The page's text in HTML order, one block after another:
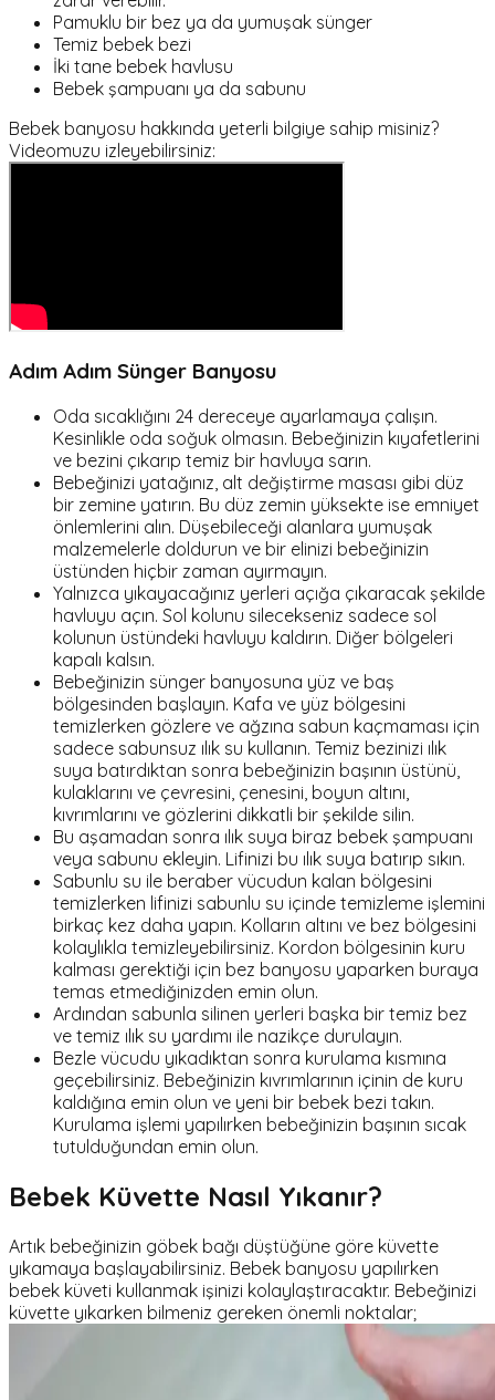
Pamuklu bir bez ya da yumuşak sünger
Temiz bebek bezi
İki tane bebek havlusu
Bebek şampuanı ya da sabunu
Bebek banyosu hakkında yeterli bilgiye sahip misiniz?
Videomuzu izleyebilirsiniz:
Adım Adım Sünger Banyosu
Oda sıcaklığını 24 dereceye ayarlamaya çalışın.
Kesinlikle oda soğuk olmasın. Bebeğinizin kıyafetlerini
ve bezini çıkarıp temiz bir havluya sarın.
Bebeğinizi yatağınız, alt değiştirme masası gibi düz
bir zemine yatırın. Bu düz zemin yüksekte ise emniyet
önlemlerini alın. Düşebileceği alanlara yumuşak
malzemelerle doldurun ve bir elinizi bebeğinizin
üstünden hiçbir zaman ayırmayın.
Yalnızca yıkayacağınız yerleri açığa çıkaracak şekilde
havluyu açın. Sol kolunu silecekseniz sadece sol
kolunun üstündeki havluyu kaldırın. Diğer bölgeleri
kapalı kalsın.
Bebeğinizin sünger banyosuna yüz ve baş
bölgesinden başlayın. Kafa ve yüz bölgesini
temizlerken gözlere ve ağzına sabun kaçmaması için
sadece sabunsuz ılık su kullanın. Temiz bezinizi ılık
suya batırdıktan sonra bebeğinizin başının üstünü,
kulaklarını ve çevresini, çenesini, boyun altını,
kıvrımlarını ve gözlerini dikkatli bir şekilde silin.
Bu aşamadan sonra ılık suya biraz bebek şampuanı
veya sabunu ekleyin. Lifinizi bu ılık suya batırıp sıkın.
Sabunlu su ile beraber vücudun kalan bölgesini
temizlerken lifinizi sabunlu su içinde temizleme işlemini
birkaç kez daha yapın. Kolların altını ve bez bölgesini
kolaylıkla temizleyebilirsiniz. Kordon bölgesinin kuru
kalması gerektiği için bez banyosu yaparken buraya
temas etmediğinizden emin olun.
Ardından sabunla silinen yerleri başka bir temiz bez
ve temiz ılık su yardımı ile nazikçe durulayın.
Bezle vücudu yıkadıktan sonra kurulama kısmına
geçebilirsiniz. Bebeğinizin kıvrımlarının içinin de kuru
kaldığına emin olun ve yeni bir bebek bezi takın.
Kurulama işlemi yapılırken bebeğinizin başının sıcak
tutulduğundan emin olun.
Bebek Küvette Nasıl Yıkanır?
Artık bebeğinizin göbek bağı düştüğüne göre küvette
yıkamaya başlayabilirsiniz. Bebek banyosu yapılırken
bebek küveti kullanmak işinizi kolaylaştıracaktır. Bebeğinizi
küvette yıkarken bilmeniz gereken önemli noktalar;